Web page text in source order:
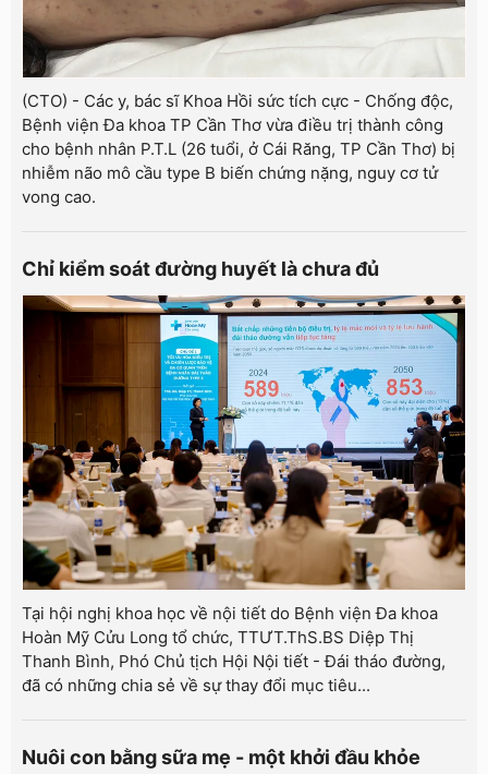
(CTO) - Các y, bác sĩ Khoa Hồi sức tích cực - Chống độc,
Bệnh viện Đa khoa TP Cần Thơ vừa điều trị thành công
cho bệnh nhân P.T.L (26 tuổi, ở Cái Răng, TP Cần Thơ) bị
nhiễm não mô cầu type B biến chứng nặng, nguy cơ tử
vong cao.
Chỉ kiểm soát đường huyết là chưa đủ
Tại hội nghị khoa học về nội tiết do Bệnh viện Đa khoa
Hoàn Mỹ Cửu Long tổ chức, TTƯT.ThS.BS Diệp Thị
Thanh Bình, Phó Chủ tịch Hội Nội tiết - Đái tháo đường,
đã có những chia sẻ về sự thay đổi mục tiêu...
Nuôi con bằng sữa mẹ - một khởi đầu khỏe